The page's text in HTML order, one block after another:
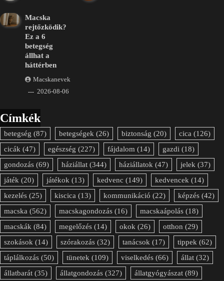
Macska
rejtőzködik?
Ez a 6
betegség
állhat a
háttérben
Macskanevek
2026-08-06
Címkék
betegség (87) betegségek (26) biztonság (20) cica (126)
cicák (47) egészség (227) fájdalom (14) gazdi (18)
gondozás (69) háziállat (344) háziállatok (47) jelek (37)
játék (20) játékok (13) kedvenc (149) kedvencek (14)
kezelés (25) kiscica (13) kommunikáció (22) képzés (42)
macska (562) macskagondozás (16) macskaápolás (18)
macskák (84) megelőzés (14) okok (26) otthon (29)
szokások (14) szórakozás (32) tanácsok (17) tippek (62)
táplálkozás (50) tünetek (109) viselkedés (66) állat (32)
állatbarát (35) állatgondozás (327) állatgyógyászat (89)